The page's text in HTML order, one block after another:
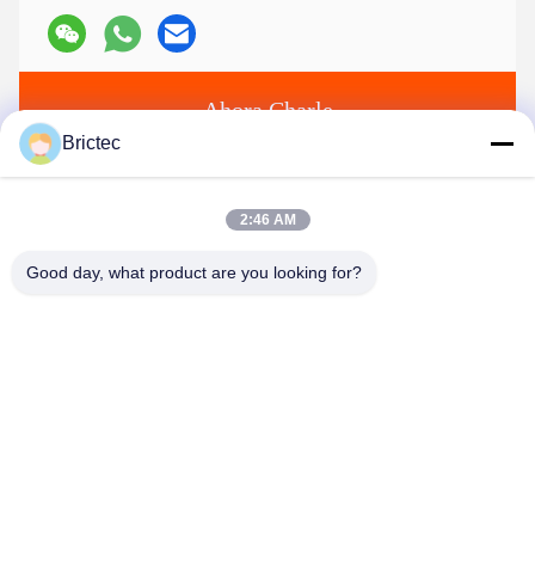
Ahora Charle
Brictec
2:46 AM
Good day, what product are you looking for?